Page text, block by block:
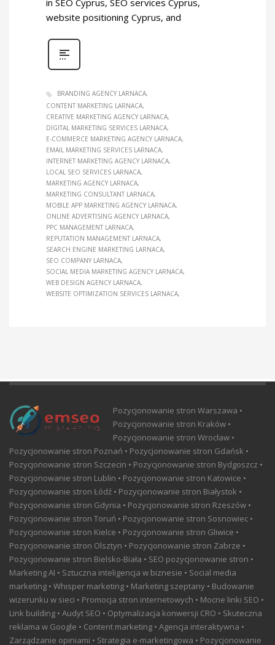
in SEO Cyprus, SEO services Cyprus,
website positioning Cyprus, and
BRANDING AGENCY LARNACA
CONTENT MARKETING LARNACA
CREATIVE MARKETING AGENCY LARNACA
DIGITAL MARKETING SERVICES LARNACA
E-COMMERCE MARKETING AGENCY LARNACA
EMAIL MARKETING SERVICES LARNACA
INTERNET MARKETING AGENCY LARNACA
LOCAL SEO SERVICES LARNACA
MARKETING AGENCY LARNACA
MARKETING CONSULTANT LARNACA
MOBILE APP MARKETING AGENCY LARNACA
ONLINE ADVERTISING AGENCY LARNACA
PPC MANAGEMENT LARNACA
REPUTATION MANAGEMENT LARNACA
SEARCH ENGINE MARKETING LARNACA
SEO COMPANY LARNACA
SOCIAL MEDIA MARKETING AGENCY LARNACA
WEB DESIGN AGENCY LARNACA
WEBSITE OPTIMIZATION SERVICES LARNACA
Pozycjonowanie stron Warszawa •
Pozycjonowanie stron Kraków •
Pozycjonowanie stron Wrocław •
Pozycjonowanie stron Poznań • Pozycjonowanie stron Gdańsk •
Pozycjonowanie stron Szczecin • Pozycjonowanie stron Bydgoszcz •
Pozycjonowanie stron Lublin • Pozycjonowanie stron Katowice •
Pozycjonowanie stron Łódź • Pozycjonowanie stron Białystok •
Pozycjonowanie stron Gdynia • Pozycjonowanie stron Rzeszów •
Pozycjonowanie stron Toruń • Pozycjonowanie stron Sosnowiec •
Pozycjonowanie stron Kielce • Pozycjonowanie stron Gliwice •
Pozycjonowanie stron Olsztyn • Pozycjonowanie stron Zabrze •
Pozycjonowanie stron Bielsko-Biała • SEO pozycjonowanie stron •
Marketing AI • Sztuczna inteligencja w biznesie • Social media
marketing • Whisper marketing • Marketing szeptany • Budowanie
wizerunku w sieci • Promocja stron internetowych • Mocne linki SEO •
Link building • Audyt SEO • Optymalizacja konwersji CRO • Skuteczna
reklama w Google • Content marketing • Agencja interaktywna •
Zarządzanie opiniami • Strategia e-marketingowa • Pozycjonowanie